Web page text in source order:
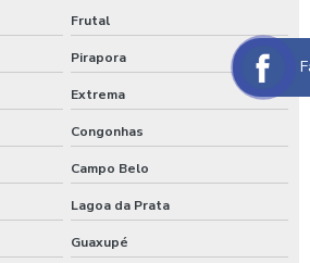
automotiva
interna de veiculos
de carros
de pneus
Frutal
Pirapora
Extrema
Congonhas
Campo Belo
Lagoa da Prata
Guaxupé